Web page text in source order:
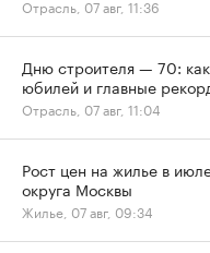
Отрасль, 07 авг, 11:36
Дню строителя — 70:
юбилей и главные
Отрасль, 07 авг, 11:04
Рост цен на жилье в
округа Москвы
Жилье, 07 авг, 09:34